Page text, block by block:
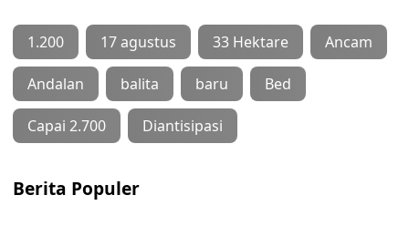
1.200 17 agustus 33 Hektare Ancam
Andalan balita baru Bed
Capai 2.700 Diantisipasi
Berita Populer